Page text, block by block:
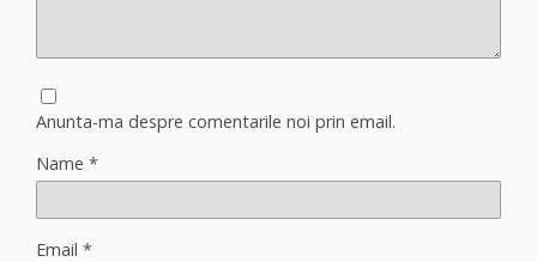
Anunta-ma despre comentarile noi prin email.
Name *
Email *